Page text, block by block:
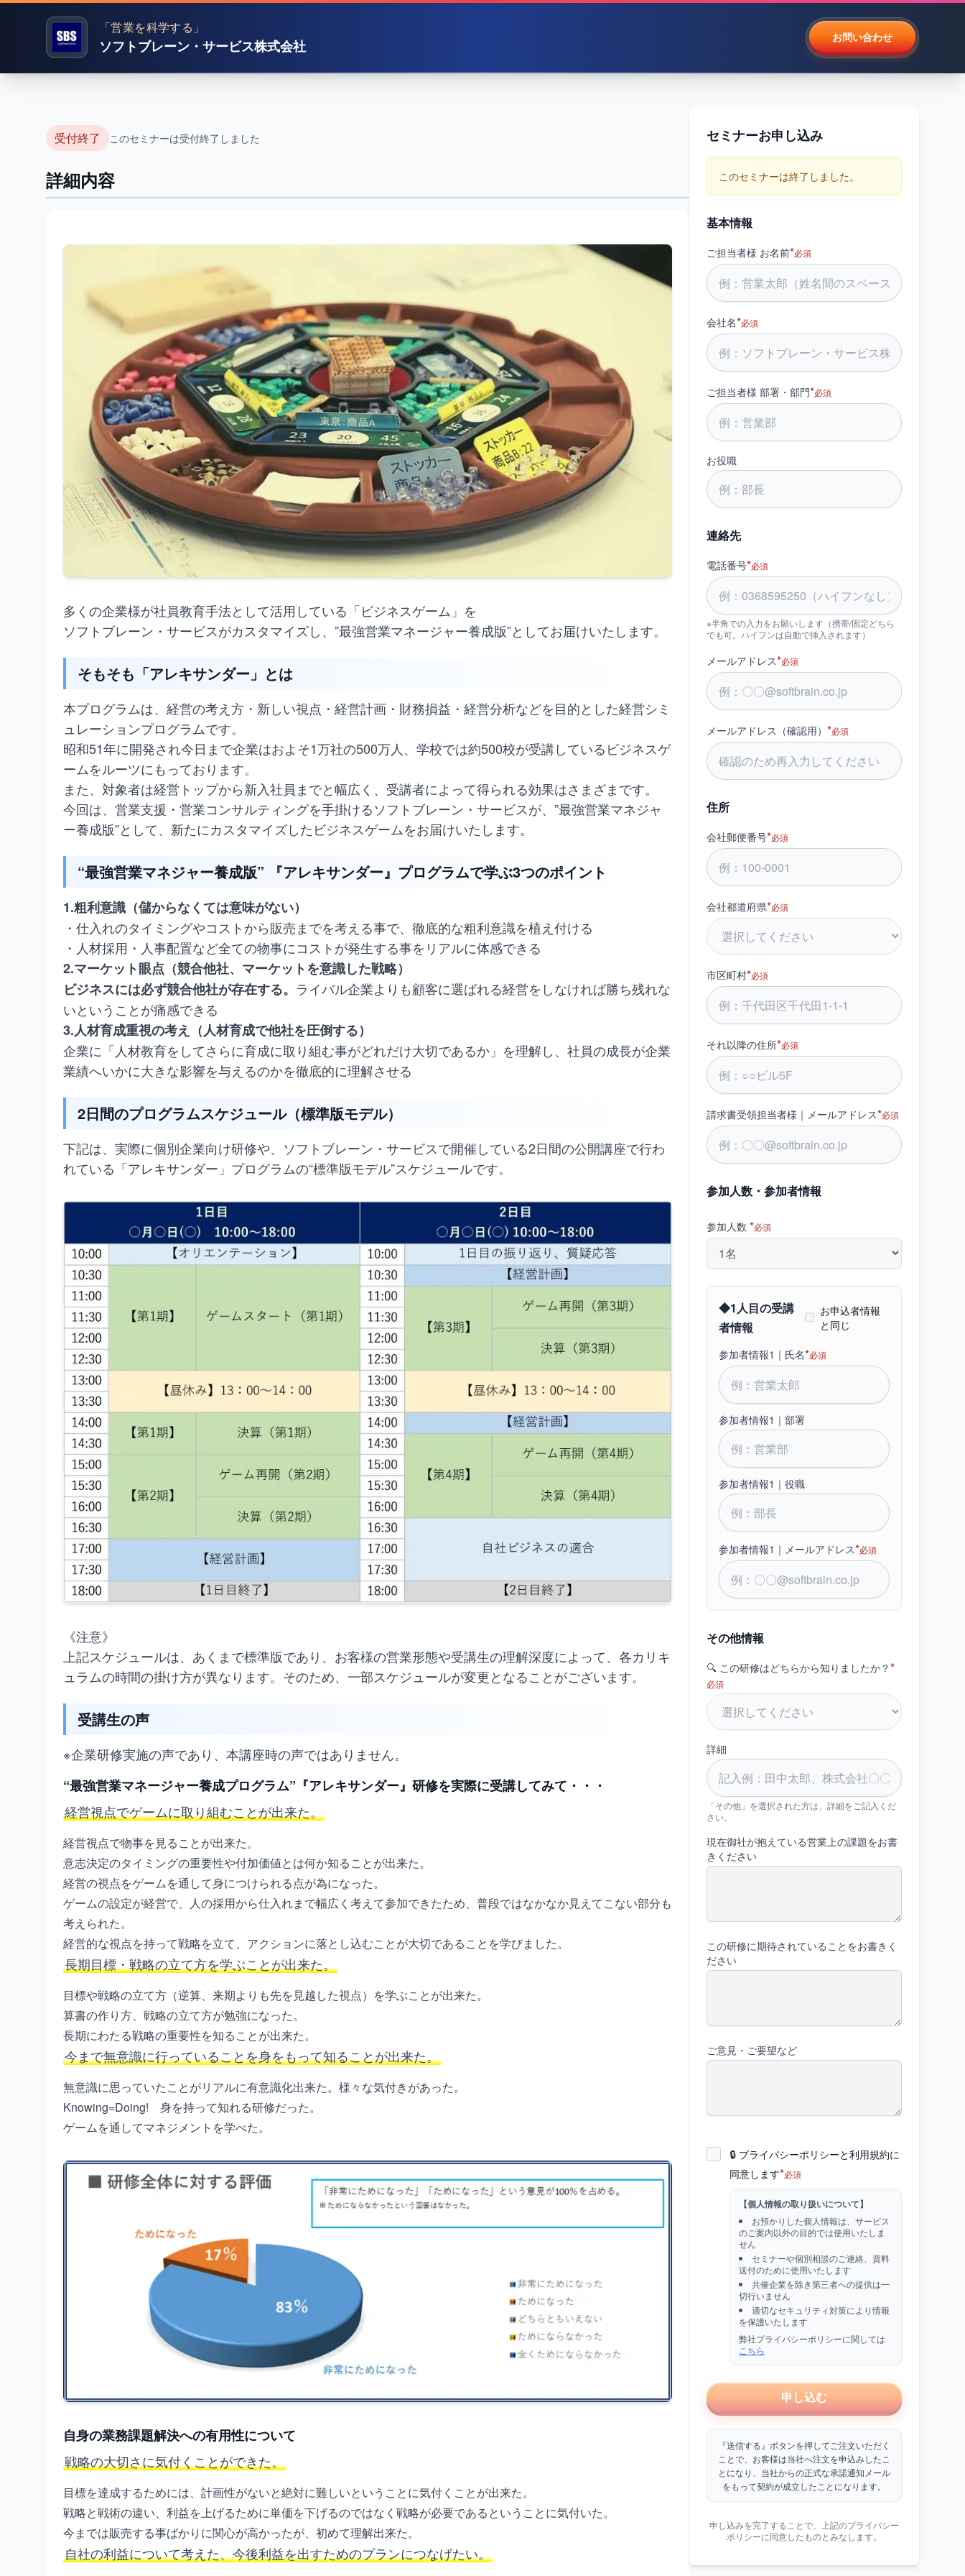
「営業を科学する」
ソフトブレーン・サービス株式会社
お問い合わせ
“最強営業マネジャー養成プログラ
ム”『アレキサンダー』研修
経営視点、粗利意識、マーケット戦略をどう身につけさせる
か？
受付終了 このセミナーは受付終了しました
詳細内容
多くの企業様が社員教育手法として活用している「ビジネスゲーム」を
ソフトブレーン・サービスがカスタマイズし、”最強営業マネージャー養成版”としてお届けいたします。
そもそも「アレキサンダー」とは
本プログラムは、経営の考え方・新しい視点・経営計画・財務損益・経営分析などを目的とした経営シミ
ュレーションプログラムです。
昭和51年に開発され今日まで企業はおよそ1万社の500万人、学校では約500校が受講しているビジネスゲ
ームをルーツにもっております。
また、対象者は経営トップから新入社員までと幅広く、受講者によって得られる効果はさまざまです。
今回は、営業支援・営業コンサルティングを手掛けるソフトブレーン・サービスが、”最強営業マネジャ
ー養成版”として、新たにカスタマイズしたビジネスゲームをお届けいたします。
“最強営業マネジャー養成版” 『アレキサンダー』プログラムで学ぶ3つのポイント
1.粗利意識（儲からなくては意味がない）
・仕入れのタイミングやコストから販売までを考える事で、徹底的な粗利意識を植え付ける
・人材採用・人事配置など全ての物事にコストが発生する事をリアルに体感できる
2.マーケット眼点（競合他社、マーケットを意識した戦略）
ビジネスには必ず競合他社が存在する。 ライバル企業よりも顧客に選ばれる経営をしなければ勝ち残れな
いということが痛感できる
3.人材育成重視の考え（人材育成で他社を圧倒する）
企業に「人材教育をしてさらに育成に取り組む事がどれだけ大切であるか」を理解し、社員の成長が企業
業績へいかに大きな影響を与えるのかを徹底的に理解させる
2日間のプログラムスケジュール（標準版モデル）
下記は、実際に個別企業向け研修や、ソフトブレーン・サービスで開催している2日間の公開講座で行わ
れている「アレキサンダー」プログラムの“標準版モデル”スケジュールです。
《注意》
上記スケジュールは、あくまで標準版であり、お客様の営業形態や受講生の理解深度によって、各カリキ
ュラムの時間の掛け方が異なります。そのため、一部スケジュールが変更となることがございます。
受講生の声
※企業研修実施の声であり、本講座時の声ではありません。
“最強営業マネージャー養成プログラム”『アレキサンダー』研修を実際に受講してみて・・・
経営視点でゲームに取り組むことが出来た。
経営視点で物事を見ることが出来た。
意志決定のタイミングの重要性や付加価値とは何か知ることが出来た。
経営の視点をゲームを通して身につけられる点が為になった。
ゲームの設定が経営で、人の採用から仕入れまで幅広く考えて参加できたため、普段ではなかなか見えてこない部分も
考えられた。
経営的な視点を持って戦略を立て、アクションに落とし込むことが大切であることを学びました。
長期目標・戦略の立て方を学ぶことが出来た。
目標や戦略の立て方（逆算、来期よりも先を見越した視点）を学ぶことが出来た。
算書の作り方、戦略の立て方が勉強になった。
長期にわたる戦略の重要性を知ることが出来た。
今まで無意識に行っていることを身をもって知ることが出来た。
無意識に思っていたことがリアルに有意識化出来た。様々な気付きがあった。
Knowing=Doing! 身を持って知れる研修だった。
ゲームを通してマネジメントを学べた。
自身の業務課題解決への有用性について
戦略の大切さに気付くことができた。
目標を達成するためには、計画性がないと絶対に難しいということに気付くことが出来た。
戦略と戦術の違い、利益を上げるために単価を下げるのではなく戦略が必要であるということに気付いた。
今までは販売する事ばかりに関心が高かったが、初めて理解出来た。
自社の利益について考えた、今後利益を出すためのプランにつなげたい。
セミナーお申し込み
このセミナーは終了しました。
基本情報
ご担当者様 お名前*必須
会社名*必須
ご担当者様 部署・部門*必須
お役職
連絡先
電話番号*必須
※半角での入力をお願いします（携帯/固定どちら
でも可。ハイフンは自動で挿入されます）
メールアドレス*必須
メールアドレス（確認用） *必須
住所
会社郵便番号*必須
会社都道府県*必須
市区町村*必須
それ以降の住所*必須
請求書受領担当者様｜メールアドレス*必須
参加人数・参加者情報
参加人数 *必須
◆1 人目の受講
者情報
お申込者情報
と同じ
参加者情報1｜氏名*必須
参加者情報1｜部署
参加者情報1｜役職
参加者情報1｜メールアドレス*必須
その他情報
🔍 この研修はどちらから知りましたか？*
必須
詳細
「その他」を選択された方は、詳細をご記入くだ
さい。
現在御社が抱えている営業上の課題をお書
きください
この研修に期待されていることをお書きく
ださい
ご意見・ご要望など
🔒 プライバシーポリシーと利用規約に
同意します*必須
【個人情報の取り扱いについて】
お預かりした個人情報は、サービス
のご案内以外の目的では使用いたしま
せん
セミナーや個別相談のご連絡、資料
送付のために使用いたします
共催企業を除き第三者への提供は一
切行いません
適切なセキュリティ対策により情報
を保護いたします
弊社プライバシーポリシーに関しては
こちら
申し込む
『送信する』ボタンを押してご注文いただく
ことで、お客様は当社へ注文を申込みしたこ
とになり、当社からの正式な承諾通知メール
をもって契約が成立したことになります。
申し込みを完了することで、上記のプライバシー
ポリシーに同意したものとみなします。